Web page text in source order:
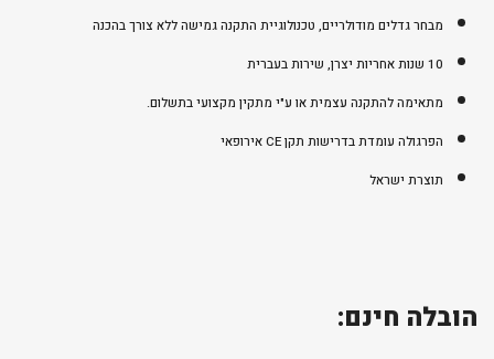
מבחר גדלים מודולריים, טכנולוגיית התקנה גמישה ללא צורך בהכנה
10 שנות אחריות יצרן, שירות בעברית
מתאימה להתקנה עצמית או ע"י מתקין מקצועי בתשלום.
הפרגולה עומדת בדרישות תקן CE אירופאי
תוצרת ישראל
הובלה חינם: